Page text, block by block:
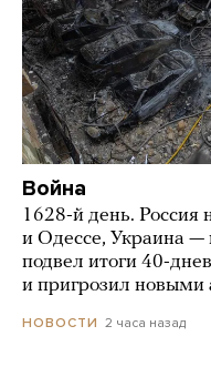
Война
1628-й день. Россия
и Одессе, Украина —
подвел итоги 40-
и пригрозил новыми
НОВОСТИ 2 часа назад